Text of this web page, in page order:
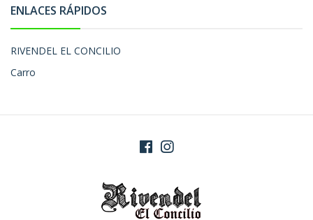
ENLACES RÁPIDOS
RIVENDEL EL CONCILIO
Carro